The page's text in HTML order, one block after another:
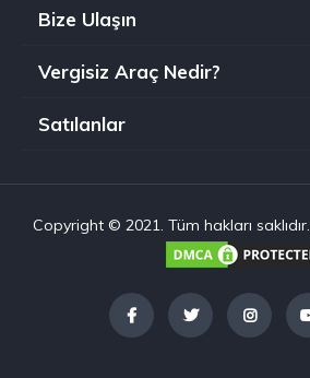
Bize Ulaşın
Vergisiz Araç Nedir?
Satılanlar
Copyright © 2021. Tüm hakları saklıdır.